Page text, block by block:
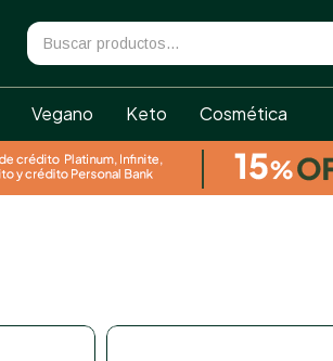
Vegano Keto Cosmética